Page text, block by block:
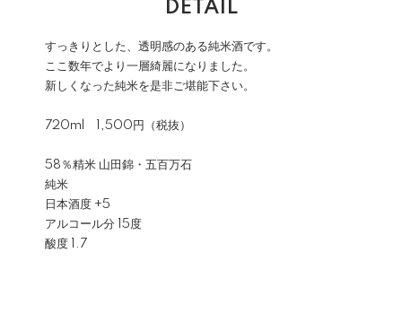
DETAIL
すっきりとした、透明感のある純米酒です。
ここ数年でより一層綺麗になりました。
新しくなった純米を是非ご堪能下さい。
720ml 1,500円（税抜）
58％精⽶ 山田錦・五百万石
純米
⽇本酒度 +5
アルコール分 15度
酸度 1.7